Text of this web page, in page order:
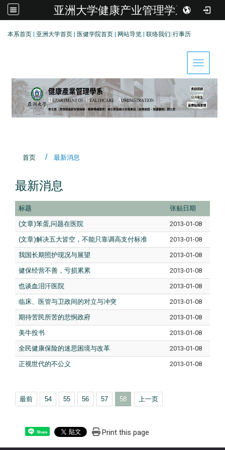
亚洲大学健康产业管理学系
本系首页 亚洲大学首页 医健学院首页 网站导览 联络我们 行事历
Toggle
首页 最新消息
最新消息
标题 张贴日期
(文章)笨蛋,问题在医院 2013-01-08
(文章)解决五大皆空，不能只靠调高支付标准 2013-01-08
我国长期照护现况与展望 2013-01-08
健保经营不善，亏损累累 2013-01-08
也谈血泪汗医院 2013-01-08
临床、医管与卫政间的对立与冲突 2013-01-08
期待苦民所苦的悲悯政府 2013-01-08
美牛投书 2013-01-08
全民健康保险的迷思困境与改革 2013-01-08
正视世代的不公义 2013-01-08
最前 54 55 56 57 58 上一页
Share Print this page